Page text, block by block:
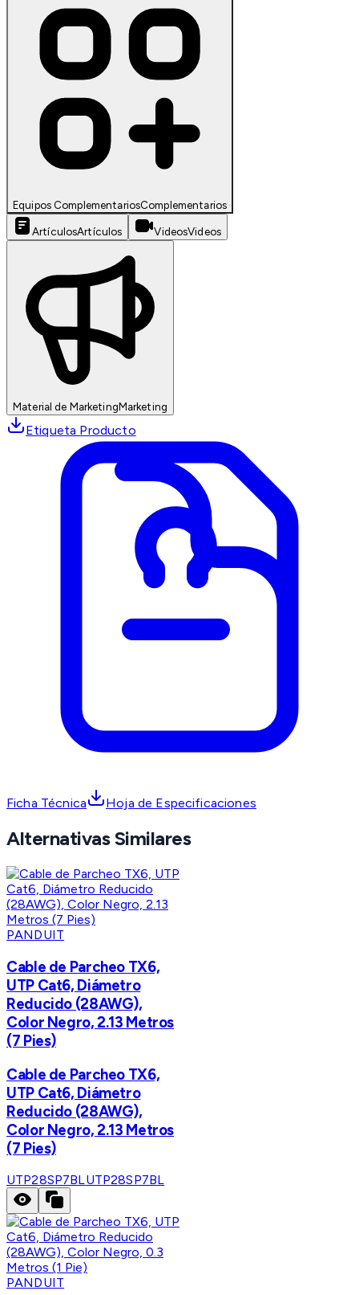
Equipos ComplementariosComplementarios
ArtículosArtículos VideosVideos
Material de MarketingMarketing
Etiqueta Producto
Ficha Técnica Hoja de Especificaciones
Alternativas Similares
PANDUIT
Cable de Parcheo TX6,
UTP Cat6, Diámetro
Reducido (28AWG),
Color Negro, 2.13 Metros
(7 Pies)
Cable de Parcheo TX6,
UTP Cat6, Diámetro
Reducido (28AWG),
Color Negro, 2.13 Metros
(7 Pies)
UTP28SP7BLUTP28SP7BL
PANDUIT